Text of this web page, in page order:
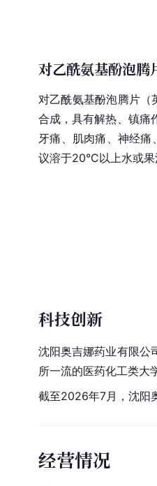
对乙酰氨基酚泡腾
对乙酰氨基酚泡腾片
合成，具有解热、镇痛
牙痛、肌肉痛、神经痛
议溶于20°C以上水或
科技创新
沈阳奥吉娜药业有限公
所一流的医药化工类大
截至2026年7月，沈阳
经营情况